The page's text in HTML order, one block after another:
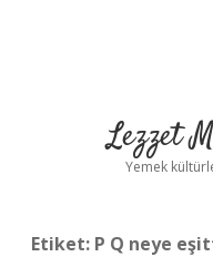
Lezzet
Yemek
Etiket: P Q neye